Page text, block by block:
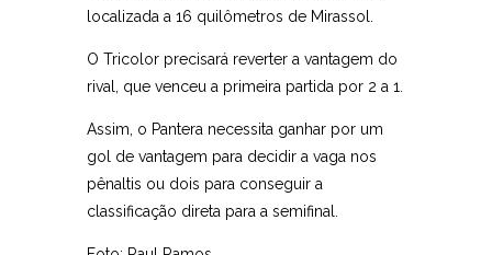
localizada a 16 quilômetros de Mirassol.
O Tricolor precisará reverter a vantagem do
rival, que venceu a primeira partida por 2 a 1.
Assim, o Pantera necessita ganhar por um
gol de vantagem para decidir a vaga nos
pênaltis ou dois para conseguir a
classificação direta para a semifinal.